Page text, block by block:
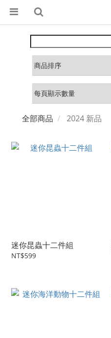
全部商品 2024 新品
迷你昆蟲十二件組
NT$599